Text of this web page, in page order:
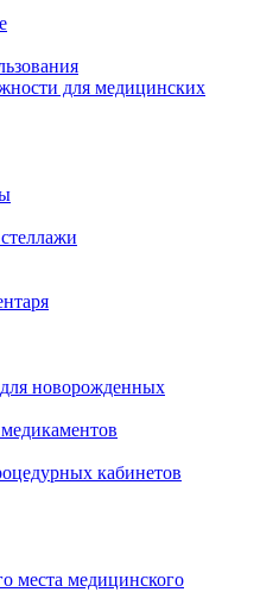
для медицинских
новорожденных
кабинетов
места медицинского